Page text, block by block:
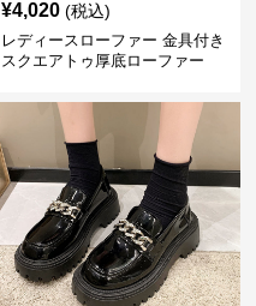
¥4,020 (税込)
レディースローファー 金具付き
スクエアトゥ厚底ローファー